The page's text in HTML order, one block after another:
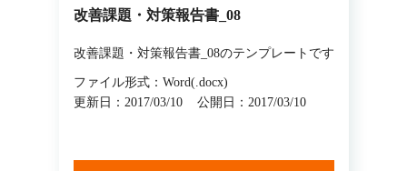
改善課題・対策報告書_08
改善課題・対策報告書_08のテンプレートです
ファイル形式：Word(.docx)
更新日：2017/03/10
公開日：2017/03/10